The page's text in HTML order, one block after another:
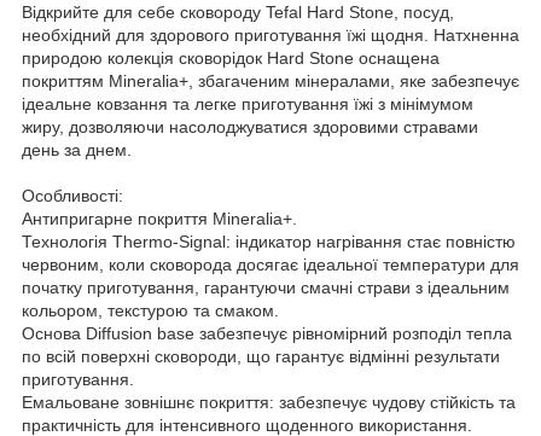
Відкрийте для себе сковороду Tefal Hard Stone, посуд,
необхідний для здорового приготування їжі щодня. Натхненна
природою колекція сковорідок Hard Stone оснащена
покриттям Mineralia+, збагаченим мінералами, яке забезпечує
ідеальне ковзання та легке приготування їжі з мінімумом
жиру, дозволяючи насолоджуватися здоровими стравами
день за днем.
Особливості:
Антипригарне покриття Mineralia+.
Технологія Thermo-Signal: індикатор нагрівання стає повністю
червоним, коли сковорода досягає ідеальної температури для
початку приготування, гарантуючи смачні страви з ідеальним
кольором, текстурою та смаком.
Основа Diffusion base забезпечує рівномірний розподіл тепла
по всій поверхні сковороди, що гарантує відмінні результати
приготування.
Емальоване зовнішнє покриття: забезпечує чудову стійкість та
практичність для інтенсивного щоденного використання.